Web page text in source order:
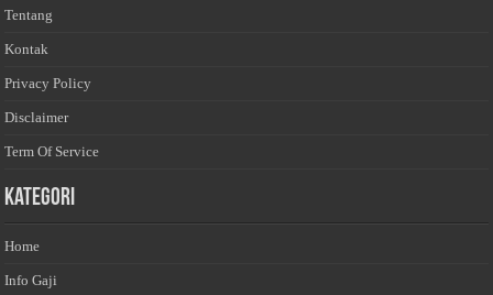
Tentang
Kontak
Privacy Policy
Disclaimer
Term Of Service
Kategori
Home
Info Gaji